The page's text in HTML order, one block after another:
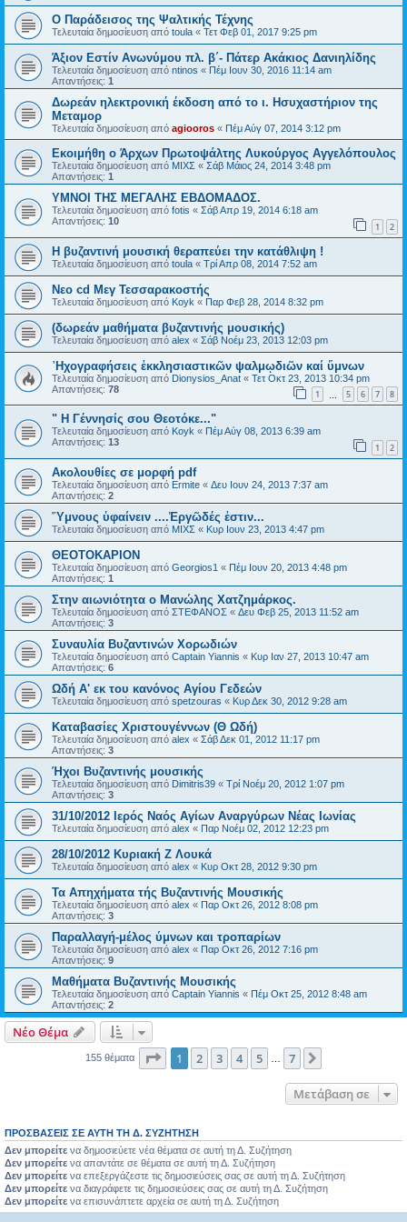
O Παράδεισος της Ψαλτικής Τέχνης
Τελευταία δημοσίευση από toula « Τετ Φεβ 01, 2017 9:25 pm
Άξιον Εστίν Ανωνύμου πλ. β΄- Πάτερ Ακάκιος Δανιηλίδης
Τελευταία δημοσίευση από ntinos « Πέμ Ιουν 30, 2016 11:14 am
Απαντήσεις: 1
Δωρεάν ηλεκτρονική έκδοση από το ι. Ησυχαστήριον της
Μεταμορ
Τελευταία δημοσίευση από agiooros « Πέμ Αύγ 07, 2014 3:12 pm
Εκοιμήθη ο Άρχων Πρωτοψάλτης Λυκούργος Αγγελόπουλος
Τελευταία δημοσίευση από ΜΙΧΣ « Σάβ Μάιος 24, 2014 3:48 pm
Απαντήσεις: 1
ΥΜΝΟΙ ΤΗΣ ΜΕΓΑΛΗΣ ΕΒΔΟΜΑΔΟΣ.
Τελευταία δημοσίευση από fotis « Σάβ Απρ 19, 2014 6:18 am
Απαντήσεις: 10 1 2
Η βυζαντινή μουσική θεραπεύει την κατάθλιψη !
Τελευταία δημοσίευση από toula « Τρί Απρ 08, 2014 7:52 am
Νεο cd Μεγ Τεσσαρακοστής
Τελευταία δημοσίευση από Koyk « Παρ Φεβ 28, 2014 8:32 pm
(δωρεάν μαθήματα βυζαντινής μουσικής)
Τελευταία δημοσίευση από alex « Σάβ Νοέμ 23, 2013 12:03 pm
᾿Ηχογραφήσεις ἐκκλησιαστικῶν ψαλμῳδιῶν καί ὕμνων
Τελευταία δημοσίευση από Dionysios_Anat « Τετ Οκτ 23, 2013 10:34 pm
Απαντήσεις: 78 1 5 6 7 8
" Η Γέννησίς σου Θεοτόκε..."
Τελευταία δημοσίευση από Koyk « Πέμ Αύγ 08, 2013 6:39 am
Απαντήσεις: 13 1 2
Ακολουθίες σε μορφή pdf
Τελευταία δημοσίευση από Ermite « Δευ Ιουν 24, 2013 7:37 am
Απαντήσεις: 2
Ὕμνους ὑφαίνειν ....Ἐργῶδές ἐστιν...
Τελευταία δημοσίευση από ΜΙΧΣ « Κυρ Ιουν 23, 2013 4:47 pm
ΘΕΟΤΟΚΑΡΙΟΝ
Τελευταία δημοσίευση από Georgios1 « Πέμ Ιουν 20, 2013 4:48 pm
Απαντήσεις: 1
Στην αιωνιότητα ο Μανώλης Χατζημάρκος.
Τελευταία δημοσίευση από ΣΤΕΦΑΝΟΣ « Δευ Φεβ 25, 2013 11:52 am
Απαντήσεις: 3
Συναυλία Βυζαντινών Χορωδιών
Τελευταία δημοσίευση από Captain Yiannis « Κυρ Ιαν 27, 2013 10:47 am
Απαντήσεις: 6
Ωδή Α' εκ του κανόνος Αγίου Γεδεών
Τελευταία δημοσίευση από spetzouras « Κυρ Δεκ 30, 2012 9:28 am
Καταβασίες Χριστουγέννων (Θ Ωδή)
Τελευταία δημοσίευση από alex « Σάβ Δεκ 01, 2012 11:17 pm
Απαντήσεις: 3
Ήχοι Βυζαντινής μουσικής
Τελευταία δημοσίευση από Dimitris39 « Τρί Νοέμ 20, 2012 1:07 pm
Απαντήσεις: 3
31/10/2012 Iερός Nαός Aγίων Αναργύρων Νέας Ιωνίας
Τελευταία δημοσίευση από alex « Παρ Νοέμ 02, 2012 12:23 pm
28/10/2012 Κυριακή Z Λουκά
Τελευταία δημοσίευση από alex « Κυρ Οκτ 28, 2012 9:30 pm
Τα Απηχήματα τής Βυζαντινής Μουσικής
Τελευταία δημοσίευση από alex « Παρ Οκτ 26, 2012 8:08 pm
Απαντήσεις: 3
Παραλλαγή-μέλος ύμνων και τροπαρίων
Τελευταία δημοσίευση από alex « Παρ Οκτ 26, 2012 7:16 pm
Απαντήσεις: 9
Μαθήματα Βυζαντινής Μουσικής
Τελευταία δημοσίευση από Captain Yiannis « Πέμ Οκτ 25, 2012 8:48 am
Απαντήσεις: 2
Νέο Θέμα
155 θέματα Σελίδα από7
1 2 3 4 5 7
Μετάβαση σε
ΠΡΟΣΒΆΣΕΙΣ ΣΕ ΑΥΤΉ ΤΗ Δ. ΣΥΖΉΤΗΣΗ
Δεν μπορείτε να δημοσιεύετε νέα θέματα σε αυτή τη Δ. Συζήτηση
Δεν μπορείτε να απαντάτε σε θέματα σε αυτή τη Δ. Συζήτηση
Δεν μπορείτε να επεξεργάζεστε τις δημοσιεύσεις σας σε αυτή τη Δ. Συζήτηση
Δεν μπορείτε να διαγράφετε τις δημοσιεύσεις σας σε αυτή τη Δ. Συζήτηση
Δεν μπορείτε να επισυνάπτετε αρχεία σε αυτή τη Δ. Συζήτηση